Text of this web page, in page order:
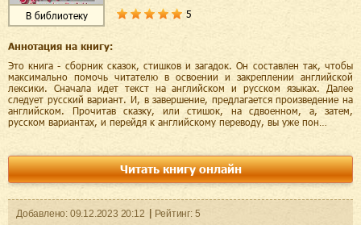
В библиотеку
5
Аннотация на книгу:
Это книга - сборник сказок, стишков и загадок. Он составлен так, чтобы
максимально помочь читателю в освоении и закреплении английской
лексики. Сначала идет текст на английском и русском языках. Далее
следует русский вариант. И, в завершение, предлагается произведение на
английском. Прочитав сказку, или стишок, на сдвоенном, а, затем,
русском вариантах, и перейдя к английскому переводу, вы уже пон…
Читать книгу онлайн
Добавленo: 09.12.2023 20:12 Рейтинг: 5